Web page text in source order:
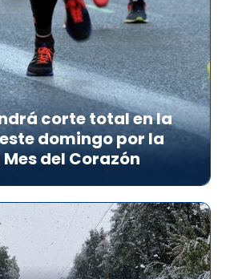
corte total en la
domingo por la
del Corazón